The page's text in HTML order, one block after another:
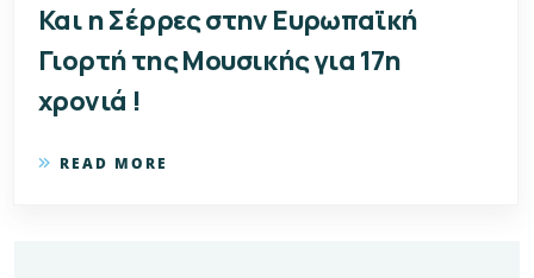
Και η Σέρρες στην Ευρωπαϊκή
Γιορτή της Μουσικής για 17η
χρονιά !
READ MORE